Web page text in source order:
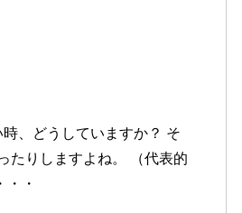
、どうしていますか？ そ
たりしますよね。 （代表的
・